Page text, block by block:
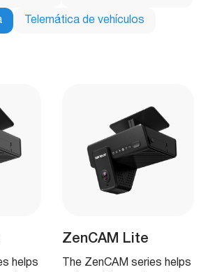
Telemática de vehículos
helps
ZenCAM Lite
The ZenCAM series helps